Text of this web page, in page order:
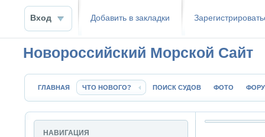
Вход Добавить в закладки
Новороссийский Морской Сайт
ГЛАВНАЯ ЧТО НОВОГО? ПОИСК СУДОВ ФОТО
НАВИГАЦИЯ